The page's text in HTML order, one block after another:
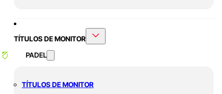
TÍTULOS DE MONITOR
PADEL
TÍTULOS DE MONITOR